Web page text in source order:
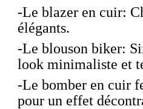
-Le blazer en cuir:
élégants.
-Le blouson biker:
look minimaliste et
-Le bomber en cuir
pour un effet